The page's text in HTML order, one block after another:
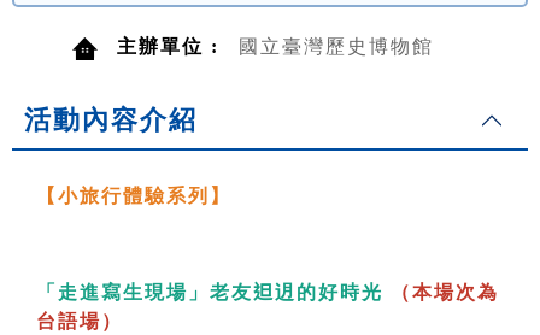
主辦單位 : 國立臺灣歷史博物館
活動內容介紹
【小旅行體驗系列】
「走進寫生現場」老友𨑨迌的好時光
（本場次為
台語場）